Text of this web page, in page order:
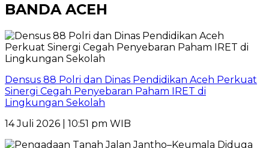
BANDA ACEH
Densus 88 Polri dan Dinas Pendidikan Aceh Perkuat
Sinergi Cegah Penyebaran Paham IRET di
Lingkungan Sekolah
14 Juli 2026 | 10:51 pm WIB